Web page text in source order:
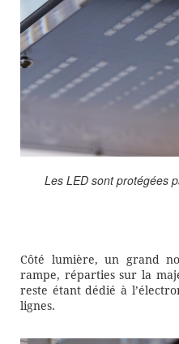
Les LED sont protégées
Côté lumière, un grand
rampe, réparties sur la
reste étant dédié à
lignes.